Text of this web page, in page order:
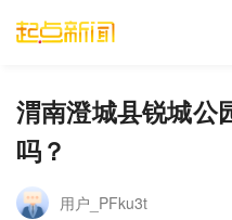
渭南澄城县锐城公
吗？
用户_PFku3t